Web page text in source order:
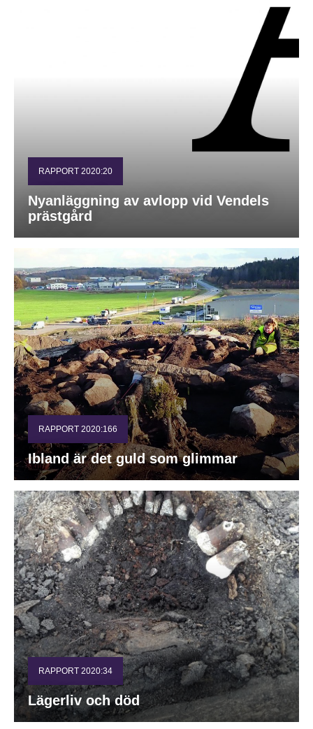
RAPPORT 2020:20
Nyanläggning av avlopp vid Vendels
prästgård
RAPPORT 2020:166
Ibland är det guld som glimmar
RAPPORT 2020:34
Lägerliv och död